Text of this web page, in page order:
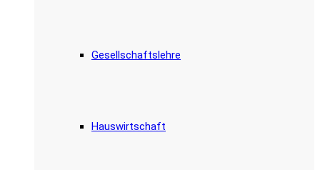
Gesellschaftslehre
Hauswirtschaft